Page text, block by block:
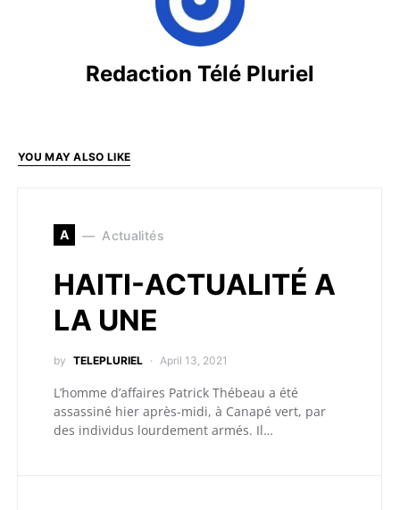
Redaction Télé Pluriel
YOU MAY ALSO LIKE
A Actualités
HAITI-ACTUALITÉ A
LA UNE
by TELEPLURIEL April 13, 2021
L’homme d’affaires Patrick Thébeau a été
assassiné hier après-midi, à Canapé vert, par
des individus lourdement armés. Il…